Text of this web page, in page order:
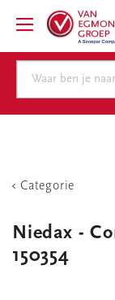
Categorie
Niedax -
150354